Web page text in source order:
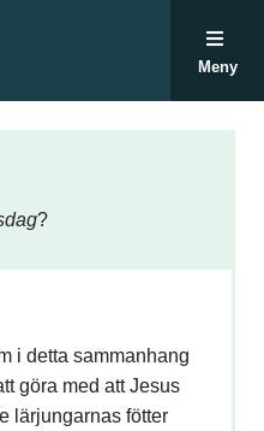
Meny
?
i detta sammanhang
göra med att Jesus
lärjungarnas fötter